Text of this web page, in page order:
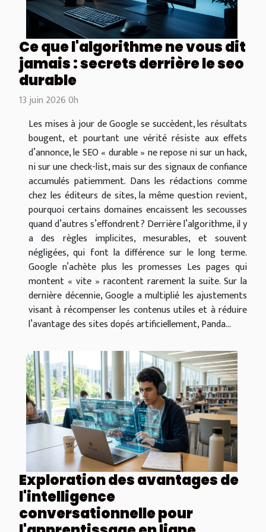
Ce que l'algorithme ne vous dit
jamais : secrets derrière le seo
durable
13 juin 2026 0h
Les mises à jour de Google se succèdent, les résultats
bougent, et pourtant une vérité résiste aux effets
d’annonce, le SEO « durable » ne repose ni sur un hack,
ni sur une check-list, mais sur des signaux de confiance
accumulés patiemment. Dans les rédactions comme
chez les éditeurs de sites, la même question revient,
pourquoi certains domaines encaissent les secousses
quand d’autres s’effondrent ? Derrière l’algorithme, il y
a des règles implicites, mesurables, et souvent
négligées, qui font la différence sur le long terme.
Google n’achète plus les promesses Les pages qui
montent « vite » racontent rarement la suite. Sur la
dernière décennie, Google a multiplié les ajustements
visant à récompenser les contenus utiles et à réduire
l’avantage des sites dopés artificiellement, Panda...
Exploration des avantages de
l'intelligence
conversationnelle pour